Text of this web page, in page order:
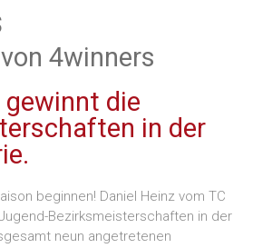
4winners
gewinnt die
in der
beginnen! Daniel Heinz vom TC
Bezirksmeisterschaften in der
neun angetretenen